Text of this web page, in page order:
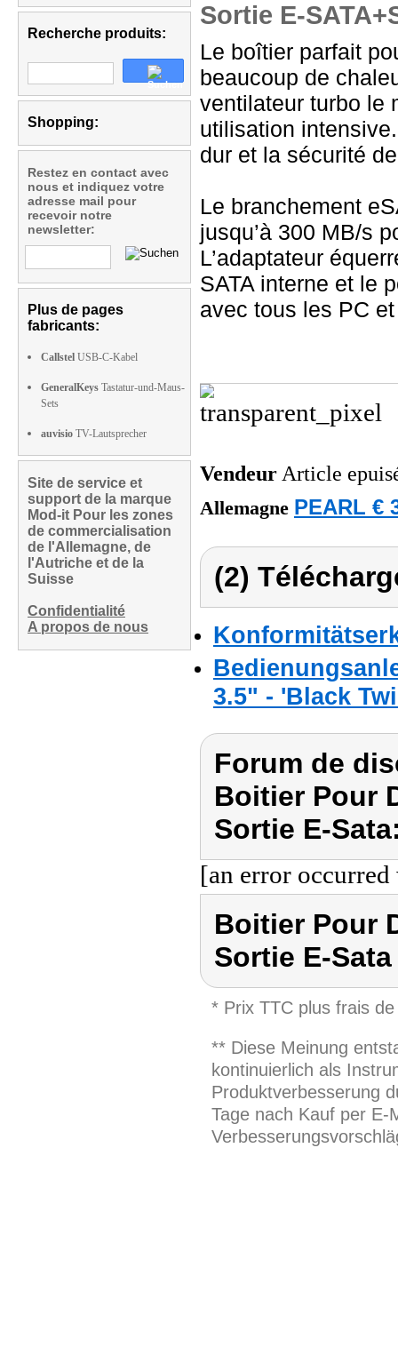
Recherche produits:
Shopping:
Restez en contact avec
nous et indiquez votre
adresse mail pour
recevoir notre
newsletter:
Plus de pages
fabricants:
Callstel USB-C-Kabel
GeneralKeys Tastatur-und-Maus-
Sets
auvisio TV-Lautsprecher
Site de service et
support de la marque
Mod-it Pour les zones
de commercialisation
de l'Allemagne, de
l'Autriche et de la
Suisse
Confidentialité
A propos de nous
Sortie E-
Le boîtier parfait
beaucoup de
ventilateur turbo le
utilisation
dur et la sécurité
Le branchement
jusqu’à 300 MB/s
L’adaptateur
SATA interne et le
avec tous les PC
Vendeur Article
Allemagne PEARL €
(2)
3.5" - 'Black
Forum de
Boitier Pour
Sortie E-
[an error
Boitier Pour
Sortie E-Sata
* Prix TTC plus frais
** Diese Meinung
kontinuierlich als
Produktverbesserung
Tage nach Kauf per E-